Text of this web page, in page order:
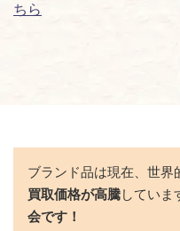
ちら
ブランド品は現在、世界
買取価格が高騰していま
会です！